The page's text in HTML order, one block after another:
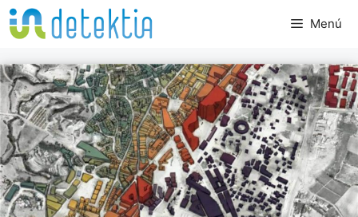
Saltar
al
Menú